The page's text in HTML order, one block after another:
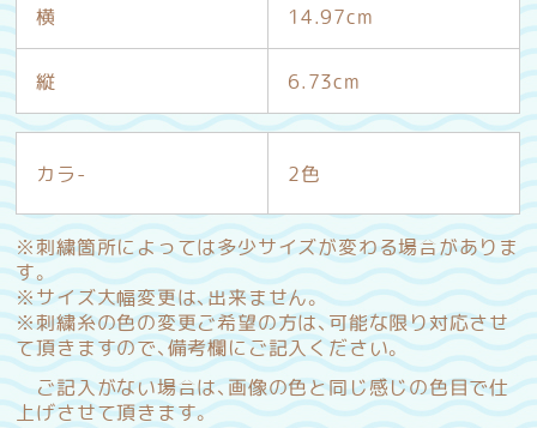
横 14.97cm
縦 6.73cm
カラ- 2色
※刺繍箇所によっては多少サイズが変わる場合がありま
す。
※サイズ大幅変更は、出来ません。
※刺繍糸の色の変更ご希望の方は、可能な限り対応させ
て頂きますので、備考欄にご記入ください。
ご記入がない場合は、画像の色と同じ感じの色目で仕
上げさせて頂きます。